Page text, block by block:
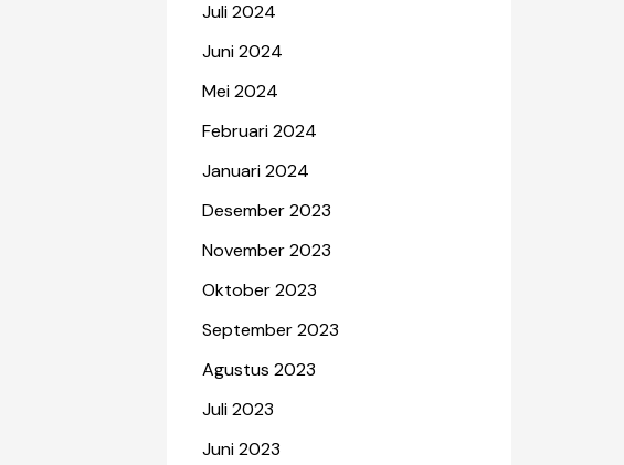
Juli 2024
Juni 2024
Mei 2024
Februari 2024
Januari 2024
Desember 2023
November 2023
Oktober 2023
September 2023
Agustus 2023
Juli 2023
Juni 2023